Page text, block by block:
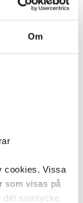
Om
cookies. Vissa
som visas på
ditt samtycke